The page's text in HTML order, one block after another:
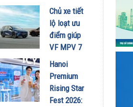
20/07/2026
khuấy động
mùa hè tại
TP. Hồ Chí
Minh
Chủ xe tiết
lộ loạt ưu
điểm giúp
VF MPV 7
ghi điểm
trong mùa
hè
17/07/2026
Hanoi
Premium
Rising Star
Fest 2026: